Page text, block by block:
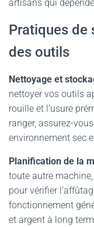
artisans qui
Pratiques de
des outils
Nettoyage et
nettoyer vos outils
rouille et l’usure
ranger, assurez-
environnement sec
Planification de la
toute autre
pour vérifier
fonctionnement
et argent à long